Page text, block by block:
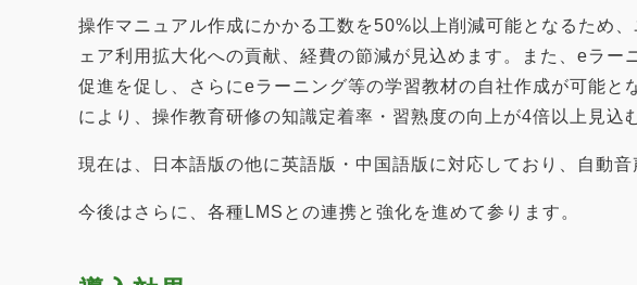
操作マニュアル作成にかかる工数を50%以上削減可能となるため
ェア利用拡大化への貢献、経費の節減が見込めます。また、eラ
促進を促し、さらにeラーニング等の学習教材の自社作成が可能
により、操作教育研修の知識定着率・習熟度の向上が4倍以上見込
現在は、日本語版の他に英語版・中国語版に対応しており、自動
今後はさらに、各種LMSとの連携と強化を進めて参ります。